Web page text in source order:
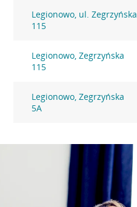
Legionowo, ul. Zegrzyńska
115
Legionowo, Zegrzyńska
115
Legionowo, Zegrzyńska
5A